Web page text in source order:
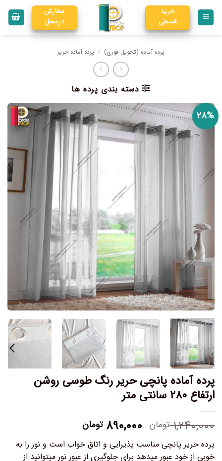
خرید
قسطی
سفارش
درمحل
پرده آماده (تحویل فوری) / پرده آماده حریر
دسته بندی پرده ها
۲۸%
پرده آماده پانچی حریر رنگ طوسی روشن
ارتفاع ۲۸۰ سانتی متر
۱,۲۴۰,۰۰۰ تومان ۸۹۰,۰۰۰ تومان
پرده حریر پانچی مناسب پذیرایی و اتاق خواب است و نور را به
خوبی از خود عبور میدهد.برای جلوگیری از عبور نور میتوانید از